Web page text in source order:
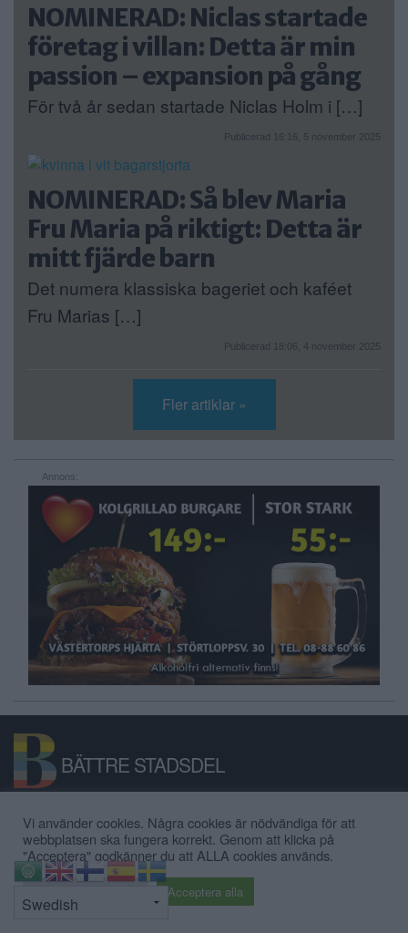
NOMINERAD: Niclas startade
företag i villan: Detta är min
passion – expansion på gång
För två år sedan startade Niclas Holm i […]
Publicerad 16:16, 5 november 2025
NOMINERAD: Så blev Maria
Fru Maria på riktigt: Detta är
mitt fjärde barn
Det numera klassiska bageriet och kaféet
Fru Marias […]
Publicerad 18:06, 4 november 2025
Fler artiklar »
Annons:
BÄTTRE STADSDEL
Bättre Stadsdel är en lokal nyhetssajt,
anslagstavla och stadsdelsforum för
Hägersten-Älvsjö-Skärholmen.
Vi använder cookies. Några cookies är nödvändiga för att
webbplatsen ska fungera korrekt. Genom att klicka på
"Acceptera" godkänner du att ALLA cookies används.
Acceptera alla